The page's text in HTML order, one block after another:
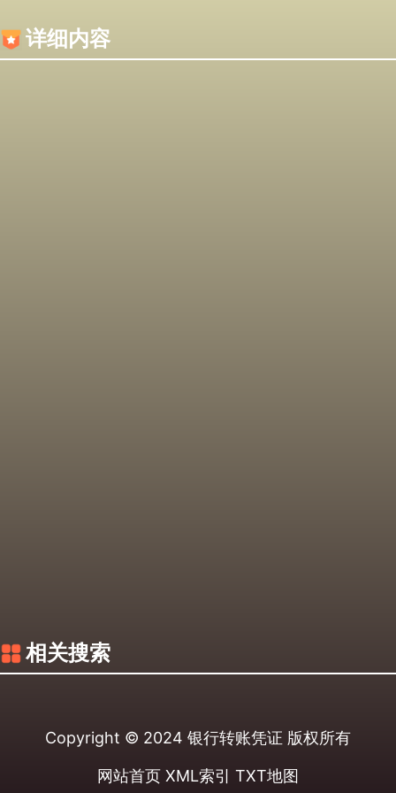
详细内容
相关搜索
Copyright © 2024 银行转账凭证 版权所有
网站首页 XML索引 TXT地图